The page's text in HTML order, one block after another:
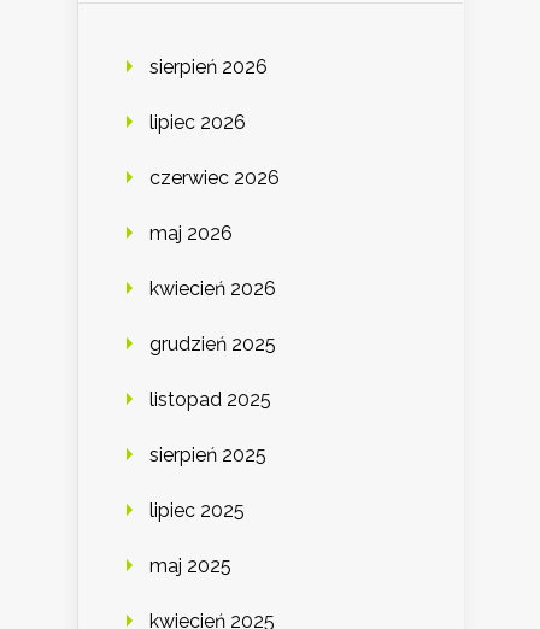
sierpień 2026
lipiec 2026
czerwiec 2026
maj 2026
kwiecień 2026
grudzień 2025
listopad 2025
sierpień 2025
lipiec 2025
maj 2025
kwiecień 2025